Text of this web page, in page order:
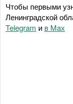
Чтобы первыми
Ленинградской
Telegram и в Maх